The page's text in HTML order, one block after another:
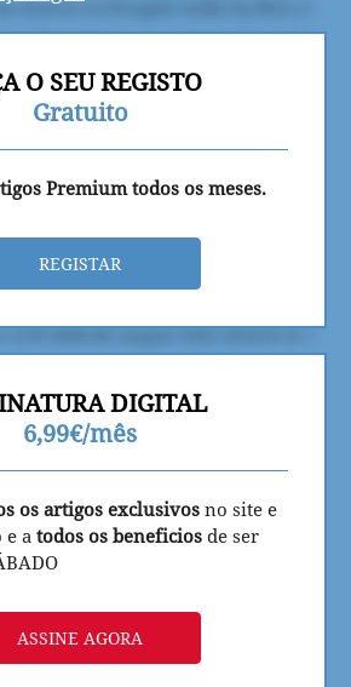
O SEU REGISTO
Gratuito
Premium todos os meses.
REGISTAR
DIGITAL
6,99€/mês
os artigos exclusivos no site e
e atodos os beneficios de ser
ASSINE AGORA